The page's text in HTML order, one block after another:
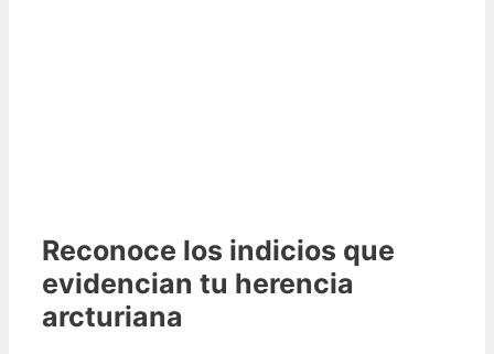
Reconoce los indicios que
evidencian tu herencia
arcturiana